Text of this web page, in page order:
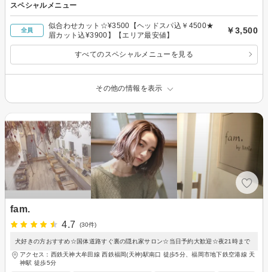
スペシャルメニュー
全員
似合わせカット☆¥3500【ヘッドスパ込￥4500★
眉カット込¥3900】【エリア最安値】
￥3,500
すべてのスペシャルメニューを見る
その他の情報を表示
fam.
4.7
(30件)
犬好きの方おすすめ☆国体道路すぐ裏の隠れ家サロン☆当日予約大歓迎☆夜21時まで
アクセス：西鉄天神大牟田線 西鉄福岡(天神)駅南口 徒歩5分、福岡市地下鉄空港線 天
神駅 徒歩5分